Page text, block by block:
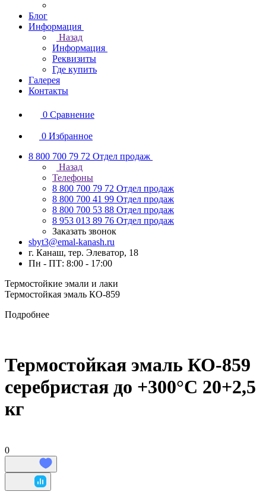
Блог
Информация
Назад
Информация
Реквизиты
Где купить
Галерея
Контакты
0 Сравнение
0 Избранное
8 800 700 79 72 Отдел продаж
Назад
Телефоны
8 800 700 79 72 Отдел продаж
8 800 700 41 99 Отдел продаж
8 800 700 53 88 Отдел продаж
8 953 013 89 76 Отдел продаж
Заказать звонок
sbyt3@emal-kanash.ru
г. Канаш, тер. Элеватор, 18
Пн - ПТ: 8:00 - 17:00
Термостойкие эмали и лаки
Термостойкая эмаль КО-859
Подробнее
Термостойкая эмаль КО-859
серебристая до +300°C 20+2,5
кг
0